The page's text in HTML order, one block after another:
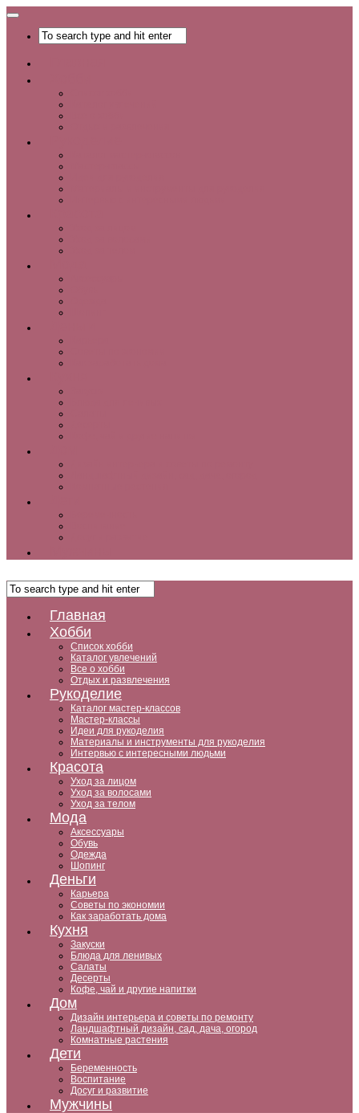
Главная
Хобби
Список хобби
Каталог увлечений
Все о хобби
Отдых и развлечения
Рукоделие
Каталог мастер-классов
Мастер-классы
Идеи для рукоделия
Материалы и инструменты для рукоделия
Интервью с интересными людьми
Красота
Уход за лицом
Уход за волосами
Уход за телом
Мода
Аксессуары
Обувь
Одежда
Шопинг
Деньги
Карьера
Советы по экономии
Как заработать дома
Кухня
Закуски
Блюда для ленивых
Салаты
Десерты
Кофе, чай и другие напитки
Дом
Дизайн интерьера и советы по ремонту
Ландшафтный дизайн, сад, дача, огород
Комнатные растения
Дети
Беременность
Воспитание
Досуг и развитие
Мужчины